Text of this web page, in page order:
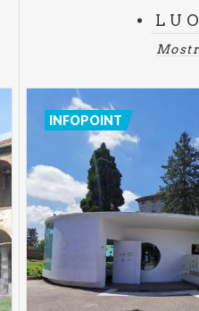
INFOPOINT